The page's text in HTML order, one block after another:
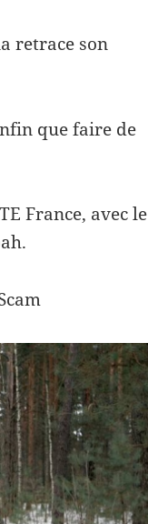
retrace son
que faire de
France, avec le